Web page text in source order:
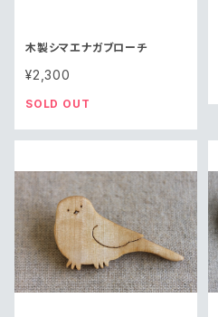
木製シマエナガブローチ
¥2,300
SOLD OUT